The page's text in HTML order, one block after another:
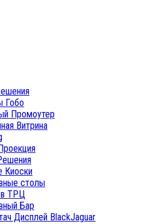
Гобо
Промоутер
Витрина
Киоски
столы
в ТРЦ
Бар
Дисплей BlackJaguar